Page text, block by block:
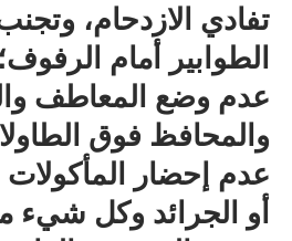
تفادي الازدحام،
الطوابير أمام الرفوف؛
عدم وضع المعاطف
والمحافظ فوق
عدم إحضار
أو الجرائد وكل شيء